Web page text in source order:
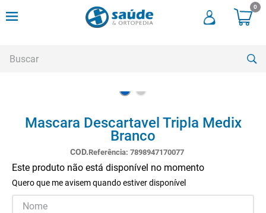
0
Mascara Descartavel Tripla Medix
Branco
Referência: 7898947170077
Este produto não está disponível no momento
Quero que me avisem quando estiver disponível
cadeira rodas
3º
andadores
4º
imobilizador joelho
bota imobilizadora